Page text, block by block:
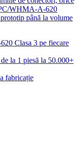
WHMA-A-620
până la volume
Clasa 3 pe fiecare
la 1 piesă la 50.000+
fabricație